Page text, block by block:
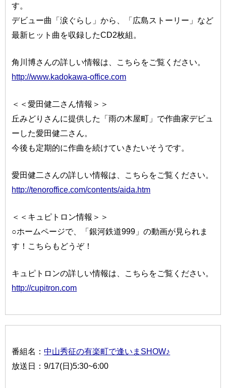
す。
デビュー曲「涙ぐらし」から、「広島ストーリー」など
最新ヒット曲を収録したCD2枚組。
角川博さんの詳しい情報は、こちらをご覧ください。
http://www.kadokawa-office.com
＜＜愛田健二さん情報＞＞
丘みどりさんに提供した「雨の木屋町」で作曲家デビュ
ーした愛田健二さん。
今後も定期的に作曲を続けていきたいそうです。
愛田健二さんの詳しい情報は、こちらをご覧ください。
http://tenoroffice.com/contents/aida.htm
＜＜キュピトロン情報＞＞
○ホームページで、「銀河鉄道999」の動画が見られま
す！こちらもどうぞ！
キュピトロンの詳しい情報は、こちらをご覧ください。
http://cupitron.com
番組名：中山秀征の有楽町で逢いまSHOW♪
放送日：9/17(日)5:30~6:00